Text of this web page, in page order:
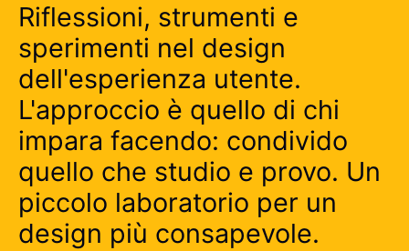
Riflessioni, strumenti e
sperimenti nel design
dell'esperienza utente.
L'approccio è quello di chi
impara facendo: condivido
quello che studio e provo. Un
piccolo laboratorio per un
design più consapevole.